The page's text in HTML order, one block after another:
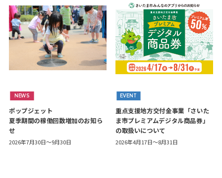
NEWS
ポップジェット
夏季期間の稼働回数増加のお知ら
せ
2026年7月30日～9月30日
EVENT
重点支援地方交付金事業「さいた
ま市プレミアムデジタル商品券」
の取扱いについて
2026年4月17日～8月31日